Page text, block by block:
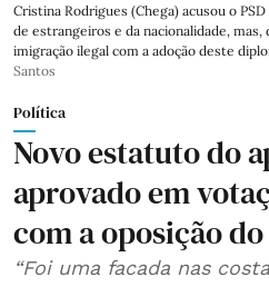
Cristina Rodrigues (Chega) acusou o
de estrangeiros e da nacionalidade, mas,
imigração ilegal com a adoção deste
Santos
Política
Novo estatuto do
aprovado em
com a oposição do
“Foi uma facada nas